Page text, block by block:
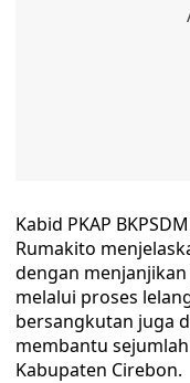
Kabid PKAP
Rumakito
dengan
melalui proses
bersangkutan juga
membantu
Kabupaten Cirebon. ‎